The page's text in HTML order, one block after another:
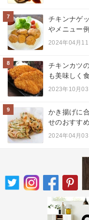
7
チキンナゲ
やメニュー
2024年04月11
8
チキンカツ
も美味しく
2023年10月03
9
かき揚げに
せのおすす
2024年04月03